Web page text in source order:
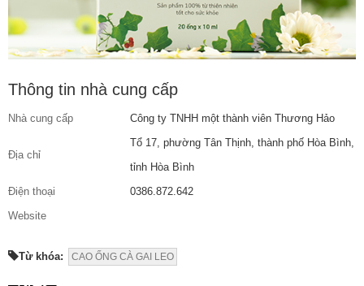
Thông tin nhà cung cấp
Nhà cung cấp Công ty TNHH một thành viên Thương Hảo
Địa chỉ
Tổ 17, phường Tân Thịnh, thành phố Hòa Bình,
tỉnh Hòa Bình
Điện thoại
0386.872.642
Website
Từ khóa: CAO ỐNG CÀ GAI LEO